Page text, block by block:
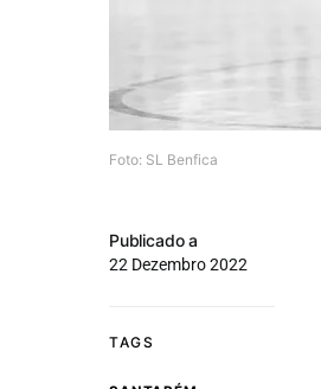
Foto: SL Benfica
Publicado a
22 Dezembro 2022
TAGS